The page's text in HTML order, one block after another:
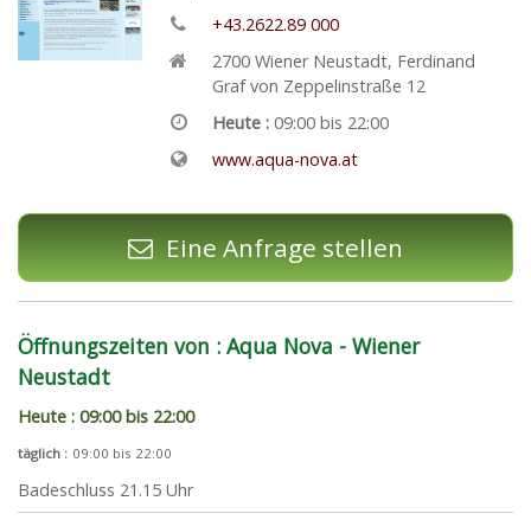
+43.2622.89 000
2700 Wiener Neustadt, Ferdinand
Graf von Zeppelinstraße 12
Heute :09:00 bis 22:00
www.aqua-nova.at
Eine Anfrage stellen
Öffnungszeiten von : Aqua Nova - Wiener
Neustadt
Heute : 09:00 bis 22:00
täglich : 09:00 bis 22:00
Badeschluss 21.15 Uhr